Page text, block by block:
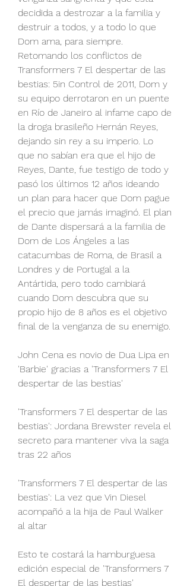
decidida a destrozar a la familia y
destruir a todos, y a todo lo que
Dom ama, para siempre.
Retomando los conflictos de
Transformers 7 El despertar de las
bestias: 5in Control de 2011, Dom y
su equipo derrotaron en un puente
en Río de Janeiro al infame capo de
la droga brasileño Hernán Reyes,
dejando sin rey a su imperio. Lo
que no sabían era que el hijo de
Reyes, Dante, fue testigo de todo y
pasó los últimos 12 años ideando
un plan para hacer que Dom pague
el precio que jamás imaginó. El plan
de Dante dispersará a la familia de
Dom de Los Ángeles a las
catacumbas de Roma, de Brasil a
Londres y de Portugal a la
Antártida, pero todo cambiará
cuando Dom descubra que su
propio hijo de 8 años es el objetivo
final de la venganza de su enemigo.
John Cena es novio de Dua Lipa en
'Barbie' gracias a 'Transformers 7 El
despertar de las bestias'
'Transformers 7 El despertar de las
bestias': Jordana Brewster revela el
secreto para mantener viva la saga
tras 22 años
'Transformers 7 El despertar de las
bestias': La vez que Vin Diesel
acompañó a la hija de Paul Walker
al altar
Esto te costará la hamburguesa
edición especial de 'Transformers 7
El despertar de las bestias'